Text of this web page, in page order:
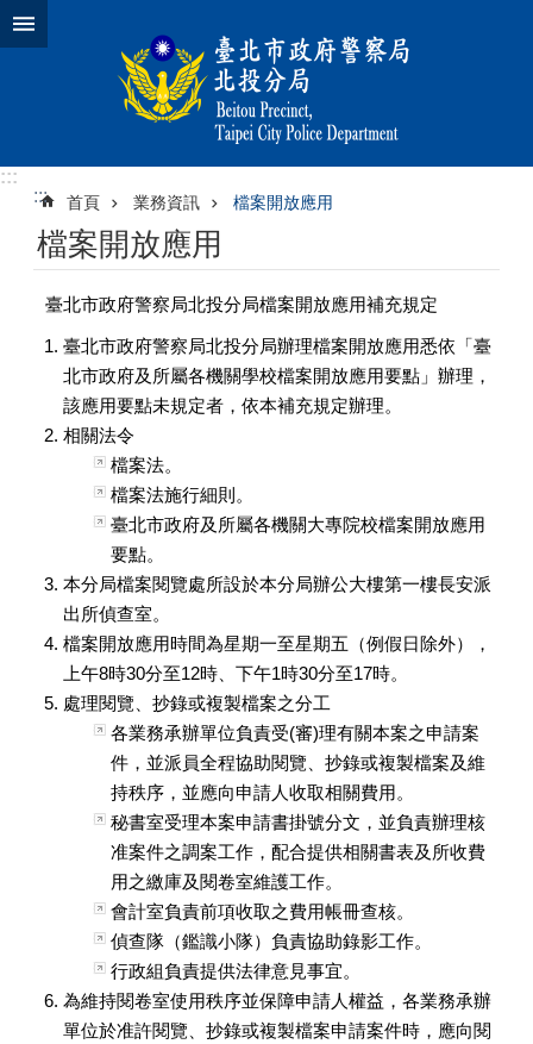
跳到主要內容區塊
:::
::: 首頁 業務資訊 檔案開放應用
檔案開放應用
臺北市政府警察局北投分局檔案開放應用補充規定
臺北市政府警察局北投分局辦理檔案開放應用悉依「臺
北市政府及所屬各機關學校檔案開放應用要點」辦理，
該應用要點未規定者，依本補充規定辦理。
相關法令
檔案法。
檔案法施行細則。
臺北市政府及所屬各機關大專院校檔案開放應用
要點。
本分局檔案閱覽處所設於本分局辦公大樓第一樓長安派
出所偵查室。
檔案開放應用時間為星期一至星期五（例假日除外），
上午8時30分至12時、下午1時30分至17時。
處理閱覽、抄錄或複製檔案之分工
各業務承辦單位負責受(審)理有關本案之申請案
件，並派員全程協助閱覽、抄錄或複製檔案及維
持秩序，並應向申請人收取相關費用。
秘書室受理本案申請書掛號分文，並負責辦理核
准案件之調案工作，配合提供相關書表及所收費
用之繳庫及閱卷室維護工作。
會計室負責前項收取之費用帳冊查核。
偵查隊（鑑識小隊）負責協助錄影工作。
行政組負責提供法律意見事宜。
為維持閱卷室使用秩序並保障申請人權益，各業務承辦
單位於准許閱覽、抄錄或複製檔案申請案件時，應向閱